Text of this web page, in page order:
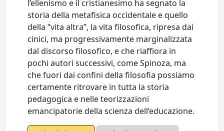
l’ellenismo e il cristianesimo ha segnato la
storia della metafisica occidentale e quello
della “vita altra”, la vita filosofica, ripresa dai
cinici, ma progressivamente marginalizzata
dal discorso filosofico, e che riaffiora in
pochi autori successivi, come Spinoza, ma
che fuori dai confini della filosofia possiamo
certamente ritrovare in tutta la storia
pedagogica e nelle teorizzazioni
emancipatorie della scienza dell’educazione.